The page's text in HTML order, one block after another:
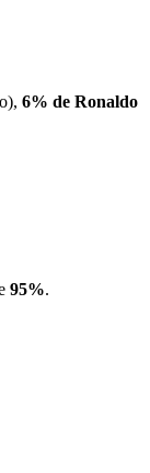
6% de Ronaldo
95%.